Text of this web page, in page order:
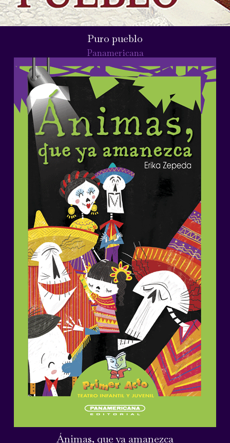
Puro pueblo
Panamericana
Ánimas, que ya amanezca